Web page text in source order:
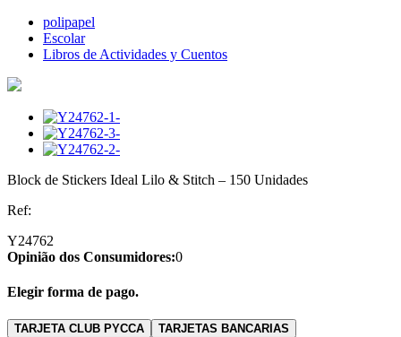
polipapel
Escolar
Libros de Actividades y Cuentos
Block de Stickers Ideal Lilo & Stitch – 150 Unidades
Ref:
Y24762
Opinião dos Consumidores:0
Elegir forma de pago.
TARJETA CLUB PYCCA TARJETAS BANCARIAS